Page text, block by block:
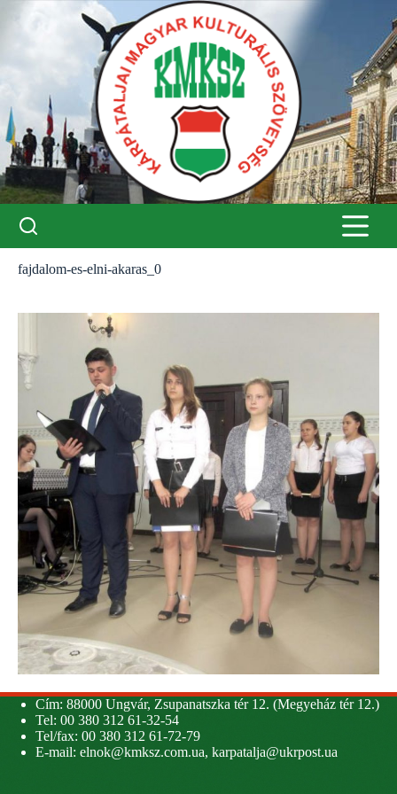
fajdalom-es-elni-akaras_0
Cím: 88000 Ungvár, Zsupanatszka tér 12. (Megyeház tér 12.)
Tel: 00 380 312 61-32-54
Tel/fax: 00 380 312 61-72-79
E-mail: elnok@kmksz.com.ua, karpatalja@ukrpost.ua